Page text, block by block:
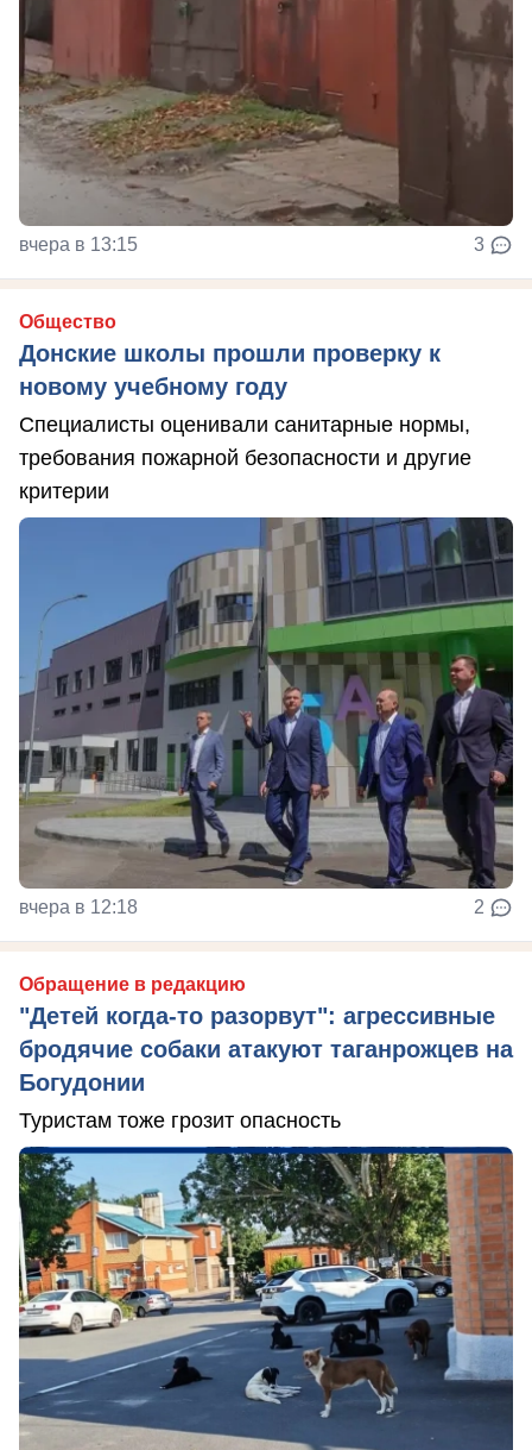
вчера в 13:15 3
Общество
Донские школы прошли проверку к
новому учебному году
Специалисты оценивали санитарные нормы,
требования пожарной безопасности и другие
критерии
вчера в 12:18 2
Обращение в редакцию
"Детей когда-то разорвут": агрессивные
бродячие собаки атакуют таганрожцев на
Богудонии
Туристам тоже грозит опасность